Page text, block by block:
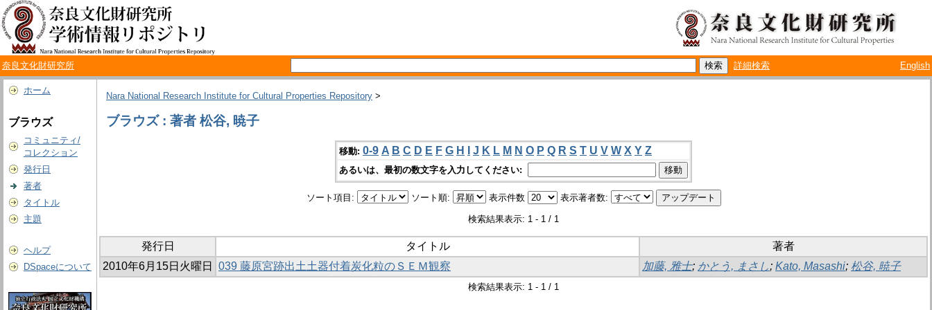
奈良文化財研究所 詳細検索 English
ホーム
ブラウズ
コミュニティ/
コレクション
発行日
著者
タイトル
主題
ヘルプ
DSpaceについて
Nara National Research Institute for Cultural Properties Repository >
ブラウズ : 著者 松谷, 暁子
移動: 0-9 A B C D E F G H J K L M N O P Q R S T U V W X Y Z
あるいは、最初の数文字を入力してください:
ソート項目: ソート順: 表示件数 表示著者数:
検索結果表示: 1 - 1 / 1
発行日 タイトル
著者
2010年6月15日火曜日
039 藤原宮跡出土土器付着炭化粒のＳＥＭ観察 加藤, 雅士; かとう, まさし; Kato, Masashi; 松谷, 暁子
検索結果表示: 1 - 1 / 1